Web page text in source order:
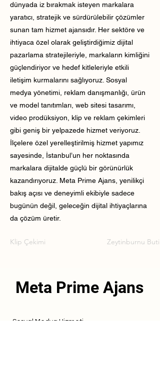
dünyada iz bırakmak isteyen markalara
yaratıcı, stratejik ve sürdürülebilir çözümler
sunan tam hizmet ajansıdır. Her sektöre ve
ihtiyaca özel olarak geliştirdiğimiz dijital
pazarlama stratejileriyle, markaların kimliğini
güçlendiriyor ve hedef kitleleriyle etkili
iletişim kurmalarını sağlıyoruz. Sosyal
medya yönetimi, reklam danışmanlığı, ürün
ve model tanıtımları, web sitesi tasarımı,
video prodüksiyon, klip ve reklam çekimleri
gibi geniş bir yelpazede hizmet veriyoruz.
İlçelere özel yerelleştirilmiş hizmet yapımız
sayesinde, İstanbul’un her noktasında
markalara dijitalde güçlü bir görünürlük
kazandırıyoruz. Meta Prime Ajans, yenilikçi
bakış açısı ve deneyimli ekibiyle sadece
bugünün değil, geleceğin dijital ihtiyaçlarına
da çözüm üretir.
Klip Çekimi Zeytinburnu
Meta Prime Ajans
Sosyal Medya Hizmeti